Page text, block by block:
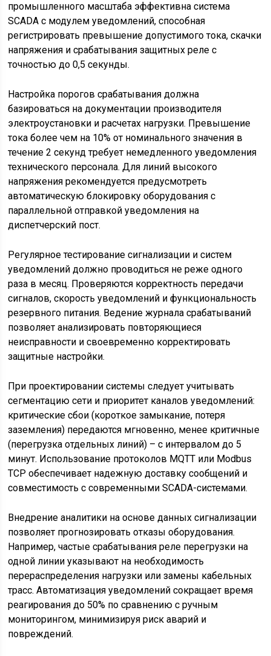
промышленного масштаба эффективна система
SCADA с модулем уведомлений, способная
регистрировать превышение допустимого тока, скачки
напряжения и срабатывания защитных реле с
точностью до 0,5 секунды.
Настройка порогов срабатывания должна
базироваться на документации производителя
электроустановки и расчетах нагрузки. Превышение
тока более чем на 10% от номинального значения в
течение 2 секунд требует немедленного уведомления
технического персонала. Для линий высокого
напряжения рекомендуется предусмотреть
автоматическую блокировку оборудования с
параллельной отправкой уведомления на
диспетчерский пост.
Регулярное тестирование сигнализации и систем
уведомлений должно проводиться не реже одного
раза в месяц. Проверяются корректность передачи
сигналов, скорость уведомлений и функциональность
резервного питания. Ведение журнала срабатываний
позволяет анализировать повторяющиеся
неисправности и своевременно корректировать
защитные настройки.
При проектировании системы следует учитывать
сегментацию сети и приоритет каналов уведомлений:
критические сбои (короткое замыкание, потеря
заземления) передаются мгновенно, менее критичные
(перегрузка отдельных линий) – с интервалом до 5
минут. Использование протоколов MQTT или Modbus
TCP обеспечивает надежную доставку сообщений и
совместимость с современными SCADA-системами.
Внедрение аналитики на основе данных сигнализации
позволяет прогнозировать отказы оборудования.
Например, частые срабатывания реле перегрузки на
одной линии указывают на необходимость
перераспределения нагрузки или замены кабельных
трасс. Автоматизация уведомлений сокращает время
реагирования до 50% по сравнению с ручным
мониторингом, минимизируя риск аварий и
повреждений.